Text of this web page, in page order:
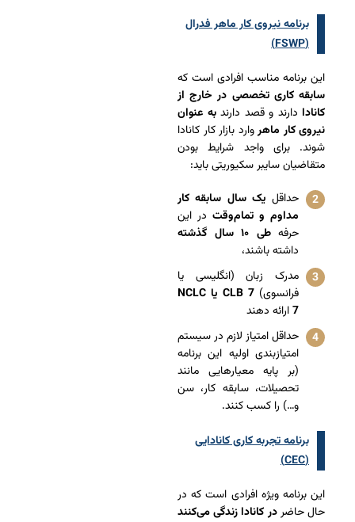
برنامه نیروی کار ماهر فدرال
(FSWP)
این برنامه مناسب افرادی است که
سابقه کاری تخصصی در خارج از
کانادا دارند و قصد دارند به عنوان
نیروی کار ماهروارد بازار کار کانادا
شوند. برای واجد شرایط بودن
متقاضیان سایبر سکیوریتی باید:
حداقل یک سال سابقه کار
مداوم و تمام‌وقت در این
حرفهطی ۱۰ سال گذشته
داشته باشند،
مدرک زبان (انگلیسی یا
فرانسوی)
CLB 7 یا NCLC
7ارائه دهند
حداقل امتیاز لازم در سیستم
امتیازبندی اولیه این برنامه
(بر پایه معیارهایی مانند
تحصیلات، سابقه کار، سن
و…) را کسب کنند.
برنامه تجربه کاری کانادایی
(CEC)
این برنامه ویژه افرادی است که در
حال حاضردر کانادا زندگی می‌کنند